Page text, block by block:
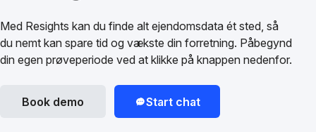
Med Resights kan du finde alt ejendomsdata ét sted, så
du nemt kan spare tid og vækste din forretning. Påbegynd
din egen prøveperiode ved at klikke på knappen nedenfor.
Book demo Start chat